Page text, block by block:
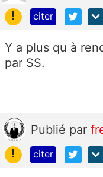
!
citer
Y a plus qu à
par SS.
Publié par
!
citer